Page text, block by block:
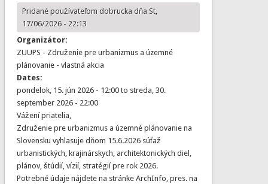
Pridané používateľom dobruckadňa St,
17/06/2026 - 22:13
Organizátor:
ZUUPS - Združenie pre urbanizmus a územné
plánovanie - vlastná akcia
Dates:
pondelok, 15. jún 2026 - 12:00to streda, 30.
september 2026 - 22:00
Vážení priatelia,
Združenie pre urbanizmus a územné plánovanie na
Slovensku vyhlasuje dňom 15.6.2026 súťaž
urbanistických, krajinárskych, architektonických diel,
plánov, štúdií, vízií, stratégií pre rok 2026.
Potrebné údaje nájdete na stránke ArchInfo, pres. na